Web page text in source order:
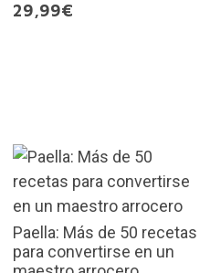
29,99€
Paella: Más de 50 recetas
para convertirse en un